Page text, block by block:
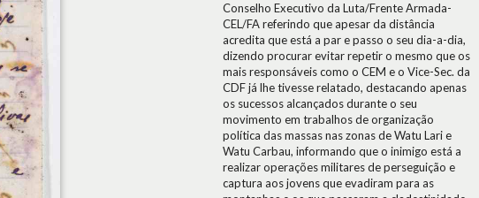
Conselho Executivo da Luta/Frente Armada-
CEL/FA referindo que apesar da distância
acredita que está a par e passo o seu dia-a-dia,
dizendo procurar evitar repetir o mesmo que os
mais responsáveis como o CEM e o Vice-Sec. da
CDF já lhe tivesse relatado, destacando apenas
os sucessos alcançados durante o seu
movimento em trabalhos de organização
política das massas nas zonas de Watu Lari e
Watu Carbau, informando que o inimigo está a
realizar operações militares de perseguição e
captura aos jovens que evadiram para as